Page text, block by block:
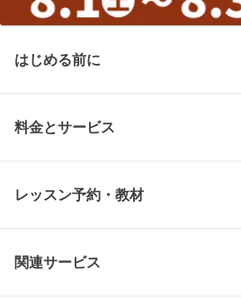
はじめる前に
料金とサービス
レッスン予約・教材
関連サービス